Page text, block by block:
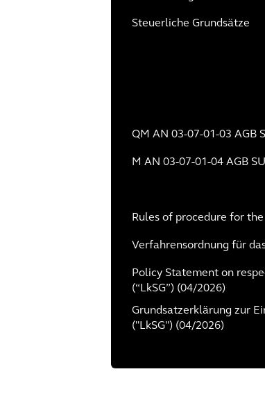
Steuerliche Grundsätze
QM AN 03-07-01-03 AGB
M AN 03-07-01-04 AGB
Rules of procedure for
Verfahrensordnung für
Policy Statement on
(“LkSG”) (04/2026)
Grundsatzerklärung zur
("LkSG") (04/2026)